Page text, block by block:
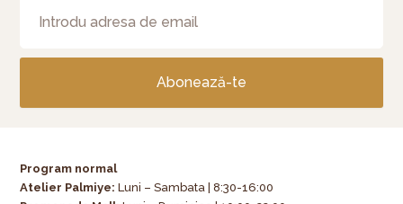
Abonează-te
Program normal
Atelier Palmiye: Luni – Sambata | 8:30-16:00